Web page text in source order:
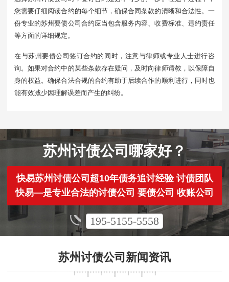
您需要仔细阅读合约的每个细节，确保合同条款的清晰和合法性。一
份专业的苏州要债公司合约应当包含服务内容、收费标准、违约责任
等方面的详细规定。
在与苏州要债公司签订合约的同时，注意与律师或专业人士进行咨
询。如果对合约中的某些条款存在疑问，及时向律师请教，以保障自
身的权益。确保合法合规的合约有助于后续合作的顺利进行，同时也
能有效减少因理解误差而产生的纠纷。
苏州讨债公司哪家好？
快易苏州讨债公司超10年债务追讨经验 讨债团队
快易—是专业合法的讨债公司 要债公司 收账公司
195-5155-5558
苏州讨债公司新闻资讯